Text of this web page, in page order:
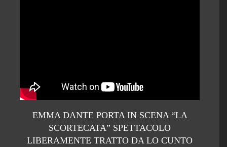
EMMA DANTE PORTA IN SCENA “LA
SCORTECATA” SPETTACOLO
LIBERAMENTE TRATTO DA LO CUNTO